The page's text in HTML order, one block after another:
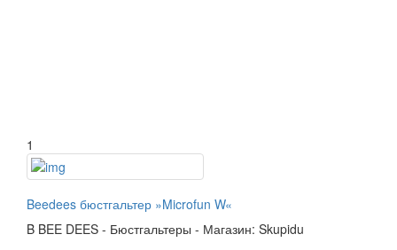
1
Beedees бюстгальтер »Microfun W«
B BEE DEES - Бюстгальтеры - Магазин: Skupidu